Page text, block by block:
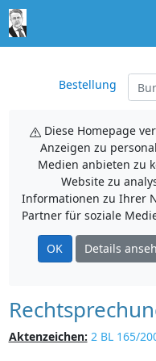
Bestellung
Diese Homepage
Anzeigen zu
Medien anbieten zu
Website zu
Informationen zu Ihrer
Partner für soziale
OK Details
Aktenzeichen: 2 BL 165/